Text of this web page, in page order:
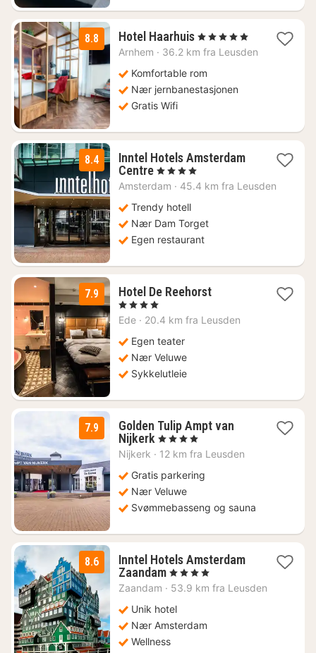
8.8 Hotel Haarhuis1
natt
2963
kr.
, 5 Stjerner
Arnhem · 36.2 km fra Leusden
Komfortable rom
Nær jernbanestasjonen
Gratis Wifi
8.4
Inntel Hotels Amsterdam
Centre1
natt
2616
kr.
, 4 Stjerner
Amsterdam · 45.4 km fra Leusden
Trendy hotell
Nær Dam Torget
Egen restaurant
7.9 Hotel De Reehorst1
fra
, 4 Stjerner
Ede · 20.4 km fra Leusden
Egen teater
Nær Veluwe
Sykkelutleie
7.9
Golden Tulip Ampt van
Nijkerk 1
natt
2579
kr.
, 4 Stjerner
Nijkerk · 12 km fra Leusden
Gratis parkering
Nær Veluwe
Svømmebasseng og sauna
8.6
Inntel Hotels Amsterdam
Zaandam1
natt
1521
kr.
, 4 Stjerner
Zaandam · 53.9 km fra Leusden
Unik hotel
Nær Amsterdam
Wellness